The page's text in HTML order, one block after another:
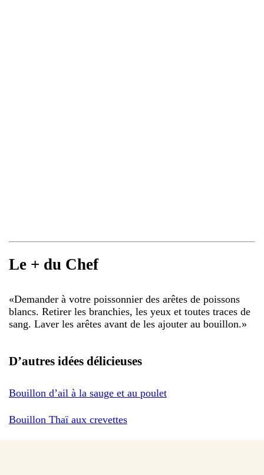
Le + du Chef
«Demander à votre poissonnier des arêtes de poissons
blancs. Retirer les branchies, les yeux et toutes traces de
sang. Laver les arêtes avant de les ajouter au bouillon.»
D’autres idées délicieuses
Bouillon d’ail à la sauge et au poulet
Bouillon Thaï aux crevettes